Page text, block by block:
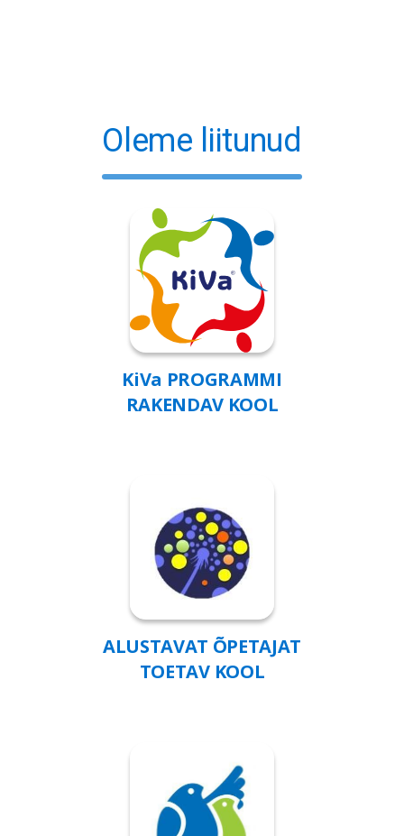
Oleme liitunud
KiVa PROGRAMMI
RAKENDAV KOOL
ALUSTAVAT ÕPETAJAT
TOETAV KOOL